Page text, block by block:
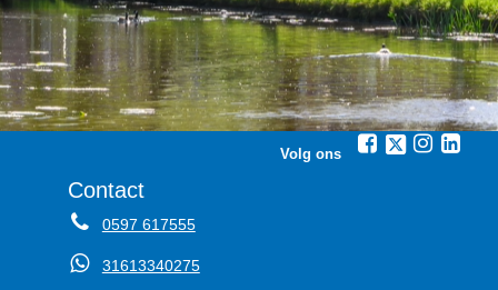
Volg ons
Contact
0597 617555
31613340275